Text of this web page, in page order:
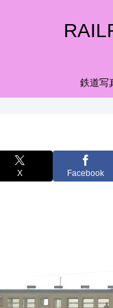
鉄道写
X Facebook